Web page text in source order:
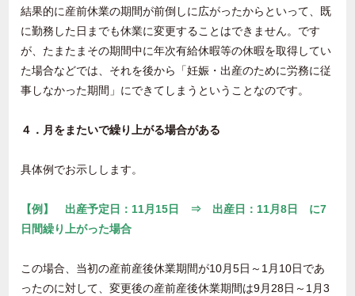
結果的に産前休業の期間が前倒しに広がったからといって、既
に勤務した日までも休業に変更することはできません。です
が、たまたまその期間中に年次有給休暇等の休暇を取得してい
た場合などでは、それを後から「妊娠・出産のために労務に従
事しなかった期間」にできてしまうということなのです。
４．月をまたいで繰り上がる場合がある
具体例でお示しします。
【例】 出産予定日：11月15日 ⇒ 出産日：11月8日 に7
日間繰り上がった場合
この場合、当初の産前産後休業期間が10月5日～1月10日であ
ったのに対して、変更後の産前産後休業期間は9月28日～1月3